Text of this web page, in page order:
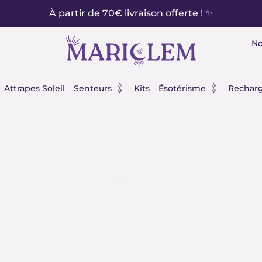
À partir de 70€ livraison offerte ! ✨
Attrapes Soleil Senteurs Ouvrir Senteurs
Kits Ésotérisme Ouvrir